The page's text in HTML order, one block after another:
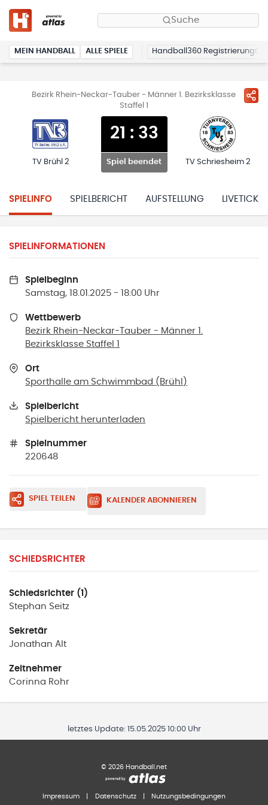
Suche
MEIN HANDBALL ALLE SPIELE Handball360 Registrierung
Bezirk Rhein-Neckar-Tauber - Männer 1. Bezirksklasse
Staffel 1
TV Brühl 2
21 : 33
Spiel beendet TV Schriesheim 2
SPIELINFO SPIELBERICHT AUFSTELLUNG LIVETICKER
SPIELINFORMATIONEN
Spielbeginn
Samstag, 18.01.2025 - 18:00 Uhr
Wettbewerb
Bezirk Rhein-Neckar-Tauber - Männer 1.
Bezirksklasse Staffel 1
Ort
Sporthalle am Schwimmbad ( Brühl )
Spielbericht
Spielbericht herunterladen
Spielnummer
220648
SPIEL TEILEN KALENDER ABONNIEREN
SCHIEDSRICHTER
Schiedsrichter (1)
Stephan Seitz
Sekretär
Jonathan Alt
Zeitnehmer
Corinna Rohr
letztes Update: 15.05.2025 10:00 Uhr
© 2026 Handball.net
Impressum Datenschutz Nutzungsbedingungen